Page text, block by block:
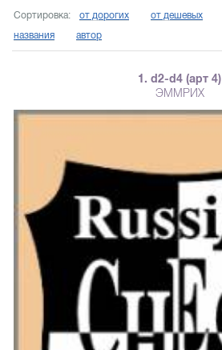
Сортировка: от дорогих от дешевых
названия
автор
1. d2-d4 (арт 4)
ЭММРИХ